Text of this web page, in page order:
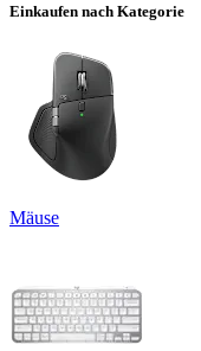
Einkaufen nach Kategorie
Mäuse